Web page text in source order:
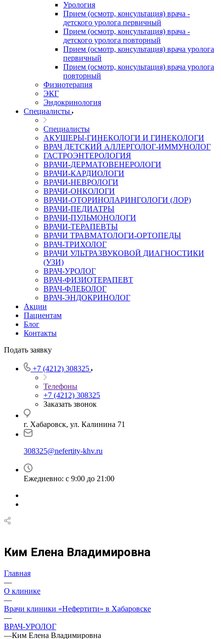
Урология
Прием (осмотр, консультация) врача -
детского уролога первичный
Прием (осмотр, консультация) врача -
детского уролога повторный
Прием (осмотр, консультация) врача уролога
первичный
Прием (осмотр, консультация) врача уролога
повторный
Физиотерапия
ЭКГ
Эндокринология
Специалисты
Специалисты
АКУШЕРЫ-ГИНЕКОЛОГИ И ГИНЕКОЛОГИ
ВРАЧ ДЕТСКИЙ АЛЛЕРГОЛОГ-ИММУНОЛОГ
ГАСТРОЭНТЕРОЛОГИЯ
ВРАЧИ-ДЕРМАТОВЕНЕРОЛОГИ
ВРАЧИ-КАРДИОЛОГИ
ВРАЧИ-НЕВРОЛОГИ
ВРАЧИ-ОНКОЛОГИ
ВРАЧИ-ОТОРИНОЛАРИНГОЛОГИ (ЛОР)
ВРАЧИ-ПЕДИАТРЫ
ВРАЧИ-ПУЛЬМОНОЛОГИ
ВРАЧИ-ТЕРАПЕВТЫ
ВРАЧИ ТРАВМАТОЛОГИ-ОРТОПЕДЫ
ВРАЧ-ТРИХОЛОГ
ВРАЧИ УЛЬТРАЗВУКОВОЙ ДИАГНОСТИКИ
(УЗИ)
ВРАЧ-УРОЛОГ
ВРАЧ-ФИЗИОТЕРАПЕВТ
ВРАЧ-ФЛЕБОЛОГ
ВРАЧ-ЭНДОКРИНОЛОГ
Акции
Пациентам
Блог
Контакты
Подать заявку
+7 (4212) 308325
Телефоны
+7 (4212) 308325
Заказать звонок
г. Хабаровск, ул. Калинина 71
308325@nefertity-khv.ru
Ежедневно: с 9:00 до 21:00
Ким Елена Владимировна
Главная
—
О клинике
—
Врачи клиники «Нефертити» в Хабаровске
—
ВРАЧ-УРОЛОГ
—Ким Елена Владимировна